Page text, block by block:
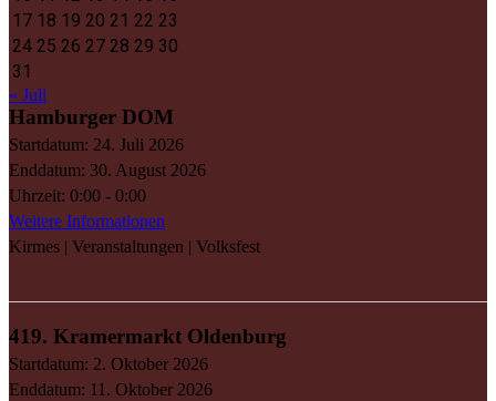
17 18 19 20 21 22 23
24 25 26 27 28 29 30
31
« Juli
Hamburger DOM
Startdatum: 24. Juli 2026
Enddatum: 30. August 2026
Uhrzeit: 0:00 - 0:00
Weitere Informationen
Kirmes | Veranstaltungen | Volksfest
419. Kramermarkt Oldenburg
Startdatum: 2. Oktober 2026
Enddatum: 11. Oktober 2026